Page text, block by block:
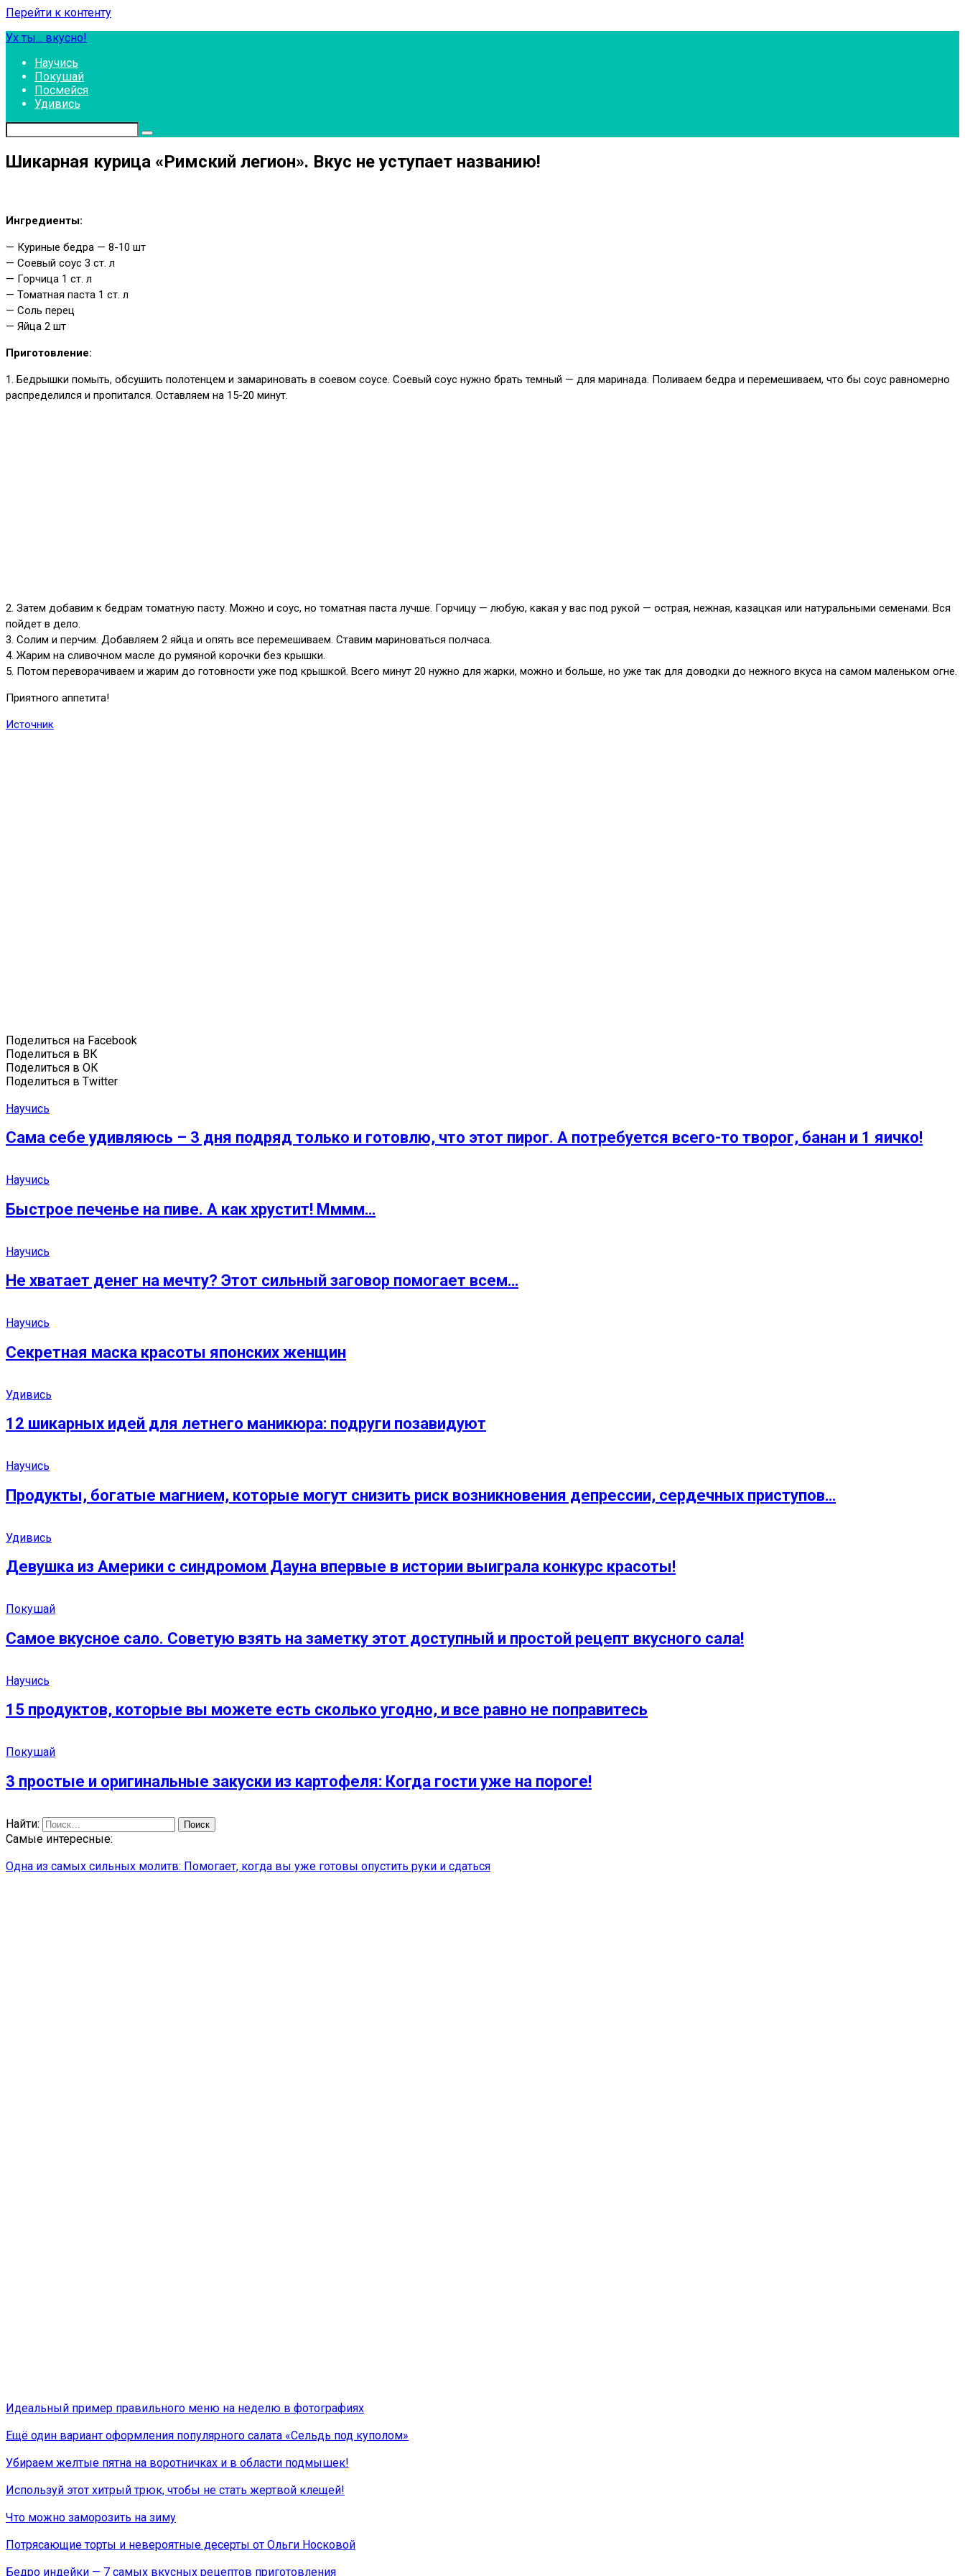
Перейти к контенту
Ух ты... вкусно!
Научись
Покушай
Посмейся
Удивись
Шикарная курица «Римский легион». Вкус не уступает названию!
Ингредиенты:
— Куриные бедра — 8-10 шт
— Соевый соус 3 ст. л
— Горчица 1 ст. л
— Томатная паста 1 ст. л
— Соль перец
— Яйца 2 шт
Приготовление:
1. Бедрышки помыть, обсушить полотенцем и замариновать в соевом соусе. Соевый соус нужно брать темный — для маринада. Поливаем бедра и перемешиваем, что бы соус равномерно
распределился и пропитался. Оставляем на 15-20 минут.
2. Затем добавим к бедрам томатную пасту. Можно и соус, но томатная паста лучше. Горчицу — любую, какая у вас под рукой — острая, нежная, казацкая или натуральными семенами. Вся
пойдет в дело.
3. Солим и перчим. Добавляем 2 яйца и опять все перемешиваем. Ставим мариноваться полчаса.
4. Жарим на сливочном масле до румяной корочки без крышки.
5. Потом переворачиваем и жарим до готовности уже под крышкой. Всего минут 20 нужно для жарки, можно и больше, но уже так для доводки до нежного вкуса на самом маленьком огне.
Приятного аппетита!
Источник
Поделиться на Facebook
Поделиться в ВК
Поделиться в ОК
Поделиться в Twitter
Научись
Сама себе удивляюсь – 3 дня подряд только и готовлю, что этот пирог. А потребуется всего-то творог, банан и 1 яичко!
Научись
Быстрое печенье на пиве. А как хрустит! Мммм…
Научись
Не хватает денег на мечту? Этот сильный заговор помогает всем…
Научись
Секретная маска красоты японских женщин
Удивись
12 шикарных идей для летнего маникюра: подруги позавидуют
Научись
Продукты, богатые магнием, которые могут снизить риск возникновения депрессии, сердечных приступов…
Удивись
Девушка из Америки с синдромом Дауна впервые в истории выиграла конкурс красоты!
Покушай
Самое вкусное сало. Советую взять на заметку этот доступный и простой рецепт вкусного сала!
Научись
15 продуктов, которые вы можете есть сколько угодно, и все равно не поправитесь
Покушай
3 простые и оригинальные закуски из картофеля: Когда гости уже на пороге!
Найти:
Самые интересные:
Одна из самых сильных молитв: Помогает, когда вы уже готовы опустить руки и сдаться
Идеальный пример правильного меню на неделю в фотографиях
Ещё один вариант оформления популярного салата «Сельдь под куполом»
Убираем желтые пятна на воротничках и в области подмышек!
Используй этот хитрый трюк, чтобы не стать жертвой клещей!
Что можно заморозить на зиму
Потрясающие торты и невероятные десерты от Ольги Носковой
Бедро индейки — 7 самых вкусных рецептов приготовления